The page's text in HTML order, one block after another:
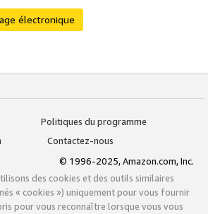
électronique
Politiques du programme
Contactez-nous
© 1996-2025, Amazon.com, Inc.
des cookies et des outils similaires
« cookies ») uniquement pour vous fournir
pour vous reconnaître lorsque vous vous